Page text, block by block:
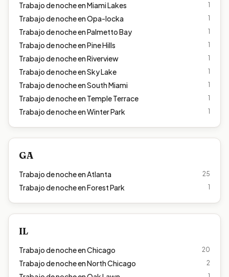
Trabajo de noche enMiami Lakes 1
Trabajo de noche enOpa-locka 1
Trabajo de noche enPalmetto Bay 1
Trabajo de noche enPine Hills 1
Trabajo de noche enRiverview 1
Trabajo de noche enSky Lake 1
Trabajo de noche enSouth Miami 1
Trabajo de noche en Temple Terrace 1
Trabajo de noche enWinter Park 1
GA
Trabajo de noche enAtlanta 25
Trabajo de noche enForest Park 1
IL
Trabajo de noche enChicago 20
Trabajo de noche enNorth Chicago 2